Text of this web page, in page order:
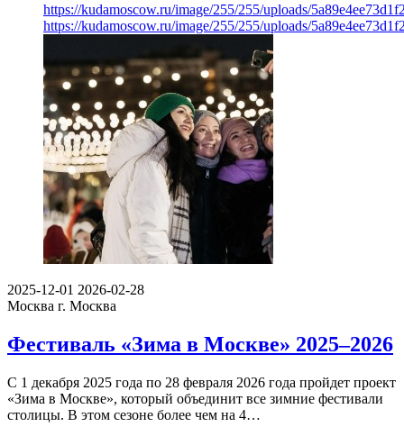
https://kudamoscow.ru/image/255/255/uploads/
https://kudamoscow.ru/image/255/255/uploads/
2025-12-01 2026-02-28
Москва г. Москва
Фестиваль «Зима в Москве» 2025–2026
С 1 декабря 2025 года по 28 февраля 2026 года пройдет проект
«Зима в Москве», который объединит все зимние фестивали
столицы. В этом сезоне более чем на 4…